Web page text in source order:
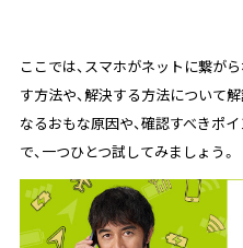
ここでは、スマホがネットに繋が
す方法や、解決する方法について
なるおもな原因や、確認すべきポ
で、一つひとつ試してみましょう。